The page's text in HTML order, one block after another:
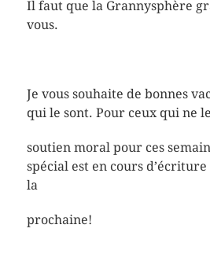
Il faut que la Grannysphère
vous.
Je vous souhaite de bonnes
qui le sont. Pour ceux qui ne
soutien moral pour ces
spécial est en cours
la
prochaine!